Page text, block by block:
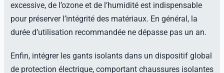
excessive, de l’ozone et de l’humidité est indispensable
pour préserver l’intégrité des matériaux. En général, la
durée d’utilisation recommandée ne dépasse pas un an.
Enfin, intégrer les gants isolants dans un dispositif global
de protection électrique, comportant chaussures isolantes